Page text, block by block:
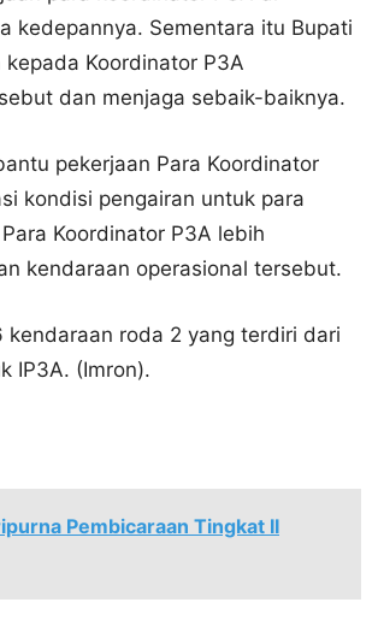
kedepannya. Sementara itu Bupati
Koordinator P3A
dan menjaga sebaik-baiknya.
pekerjaan Para Koordinator
kondisi pengairan untuk para
Koordinator P3A lebih
kendaraan operasional tersebut.
roda 2 yang terdiri dari
IP3A. (Imron).
Pembicaraan Tingkat II